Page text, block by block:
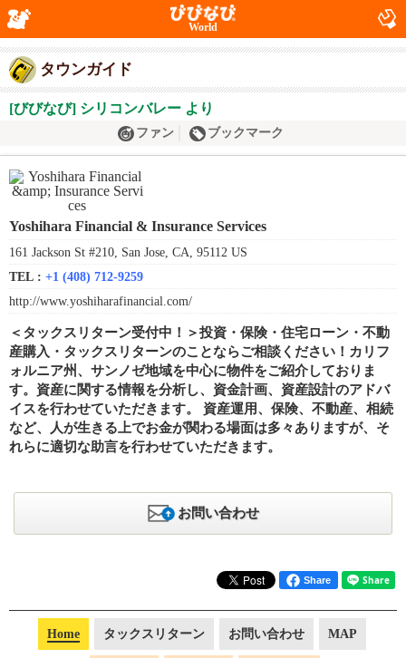
World
タウンガイド
[びびなび] シリコンバレー より
ファン ブックマーク
Yoshihara Financial & Insurance Services
161 Jackson St #210, San Jose, CA, 95112 US
TEL : +1 (408) 712-9259
http://www.yoshiharafinancial.com/
＜タックスリターン受付中！＞投資・保険・住宅ローン・不動
産購入・タックスリターンのことならご相談ください！カリフ
ォルニア州、サンノゼ地域を中心に物件をご紹介しておりま
す。資産に関する情報を分析し、資金計画、資産設計のアドバ
イスを行わせていただきます。 資産運用、保険、不動産、相続
など、人が生きる上でお金が関わる場面は多々ありますが、そ
れらに適切な助言を行わせていただきます。
お問い合わせ
Share
Home タックスリターン お問い合わせ MAP